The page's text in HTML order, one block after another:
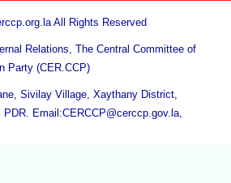
All Rights Reserved
Relations, The Central Committee of
Party (CER.CCP)
Sivilay Village, Xaythany District,
Email:CERCCP@cerccp.gov.la,